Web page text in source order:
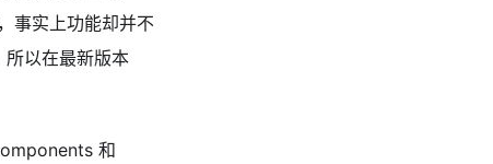
事实上功能却并不
所以在最新版本
和